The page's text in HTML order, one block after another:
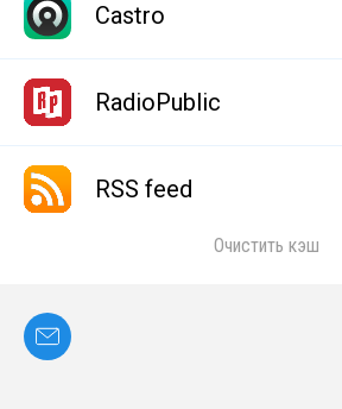
Castro
RadioPublic
RSS feed
Очистить кэш